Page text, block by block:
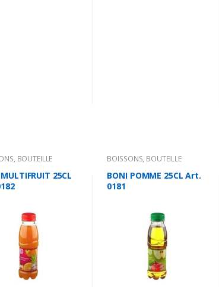
, BOUTEILLE
25CL
BOISSONS, BOUTEILLE
BONI POMME 25CL Art.
0181